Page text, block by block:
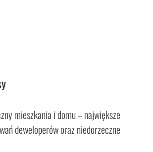
mieszkania i domu – największe
deweloperów oraz niedorzeczne